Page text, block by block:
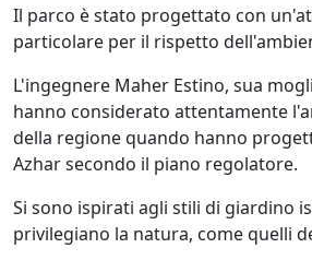
Il parco è stato progettato con
particolare per il rispetto
L'ingegnere Maher Estino, sua
hanno considerato attentamente
della regione quando hanno
Azhar secondo il piano regolatore.
Si sono ispirati agli stili di giardino
privilegiano la natura, come quelli